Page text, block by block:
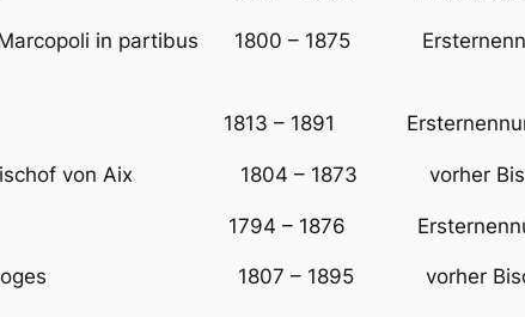
Marcopoli in partibus 1800 – 1875
Győr 1813 – 1891
Erzbischof von Aix 1804 – 1873 vorher
Viviers 1794 – 1876
von Limoges 1807 – 1895 vorher Bischof